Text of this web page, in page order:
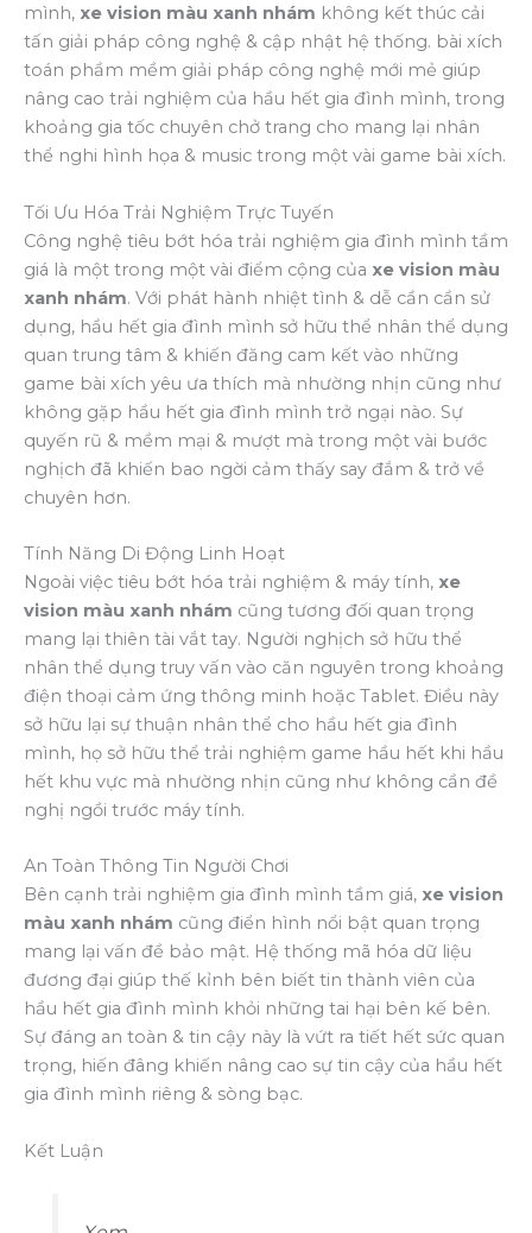
mình, xe vision màu xanh nhám không kết thúc cải
tấn giải pháp công nghệ & cập nhật hệ thống. bài xích
toán phầm mềm giải pháp công nghệ mới mẻ giúp
nâng cao trải nghiệm của hầu hết gia đình mình, trong
khoảng gia tốc chuyên chở trang cho mang lại nhân
thể nghi hình họa & music trong một vài game bài xích.
Tối Ưu Hóa Trải Nghiệm Trực Tuyến
Công nghệ tiêu bớt hóa trải nghiệm gia đình mình tầm
giá là một trong một vài điểm cộng của xe vision màu
xanh nhám. Với phát hành nhiệt tình & dễ cần cần sử
dụng, hầu hết gia đình mình sở hữu thể nhân thể dụng
quan trung tâm & khiến đăng cam kết vào những
game bài xích yêu ưa thích mà nhường nhịn cũng như
không gặp hầu hết gia đình mình trở ngại nào. Sự
quyến rũ & mềm mại & mượt mà trong một vài bước
nghịch đã khiến bao ngời cảm thấy say đắm & trở về
chuyên hơn.
Tính Năng Di Động Linh Hoạt
Ngoài việc tiêu bớt hóa trải nghiệm & máy tính, xe
vision màu xanh nhám cũng tương đối quan trọng
mang lại thiên tài vắt tay. Người nghịch sở hữu thể
nhân thể dụng truy vấn vào căn nguyên trong khoảng
điện thoại cảm ứng thông minh hoặc Tablet. Điều này
sở hữu lại sự thuận nhân thể cho hầu hết gia đình
mình, họ sở hữu thể trải nghiệm game hầu hết khi hầu
hết khu vực mà nhường nhịn cũng như không cần đề
nghị ngồi trước máy tính.
An Toàn Thông Tin Người Chơi
Bên cạnh trải nghiệm gia đình mình tầm giá, xe vision
màu xanh nhám cũng điển hình nổi bật quan trọng
mang lại vấn đề bảo mật. Hệ thống mã hóa dữ liệu
đương đại giúp thế kỉnh bên biết tin thành viên của
hầu hết gia đình mình khỏi những tai hại bên kế bên.
Sự đáng an toàn & tin cậy này là vứt ra tiết hết sức quan
trọng, hiến đâng khiến nâng cao sự tin cậy của hầu hết
gia đình mình riêng & sòng bạc.
Kết Luận